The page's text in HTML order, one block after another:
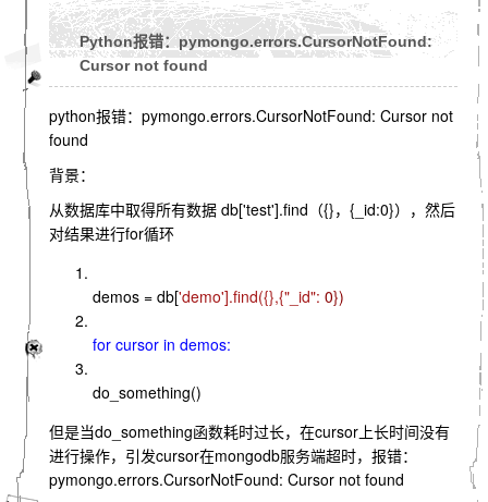
Python报错：pymongo.errors.CursorNotFound:
Cursor not found
python报错：pymongo.errors.CursorNotFound: Cursor not
found
背景：
从数据库中取得所有数据 db['test'].find（{}，{_id:0}），然后
对结果进行for循环
demos = db['demo'].find({},{"_id": 0})
for cursor in demos:
do_something()
但是当do_something函数耗时过长，在cursor上长时间没有
进行操作，引发cursor在mongodb服务端超时，报错：
pymongo.errors.CursorNotFound: Cursor not found